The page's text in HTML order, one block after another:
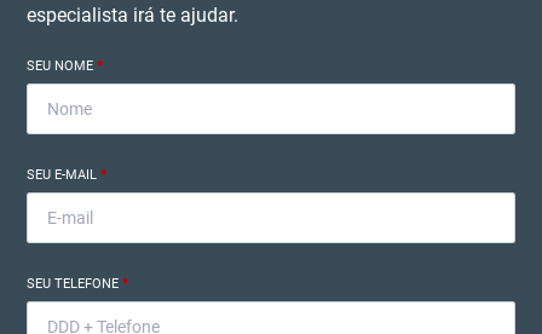
especialista irá te ajudar.
SEU NOME*
SEU E-MAIL*
SEU TELEFONE*